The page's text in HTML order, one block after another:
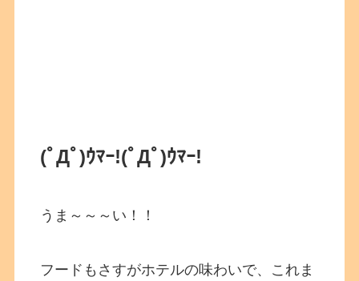
(ﾟДﾟ)ｳﾏｰ!(ﾟДﾟ)ｳﾏｰ!
うま～～～い！！
フードもさすがホテルの味わいで、これま